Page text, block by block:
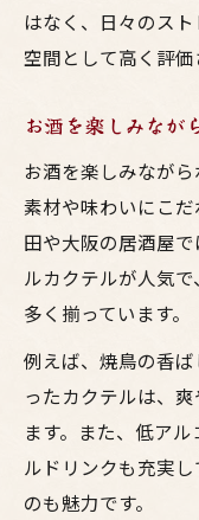
はなく、日々のス
空間として高く評価
お酒を楽しみなが
お酒を楽しみながら
素材や味わいにこ
田や大阪の居酒屋
ルカクテルが人気
多く揃っています。
例えば、焼鳥の香
ったカクテルは、
ます。また、低ア
ルドリンクも充実
のも魅力です。